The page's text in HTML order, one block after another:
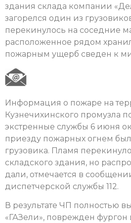
здания склада компании
загорелся один из
перекинулось на соседние
расположенное рядом
пожарным ущерб сведен к
Информация о пожаре на
Кузнечихинского промузла
экстренные службы 6 июня
приезду пожарных огнем
грузовика. Пламя
складского здания, но
дали, отмечается в
диспетчерской службы 112.
В результате ЧП полностью
«ГАЗели», поврежден фургон